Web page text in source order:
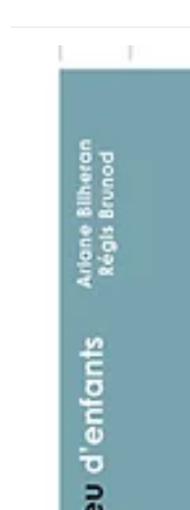
monstres, de quelque bord qu’ils se situent?
Qu’est-ce qui pousse à torturer, tuer, violer,